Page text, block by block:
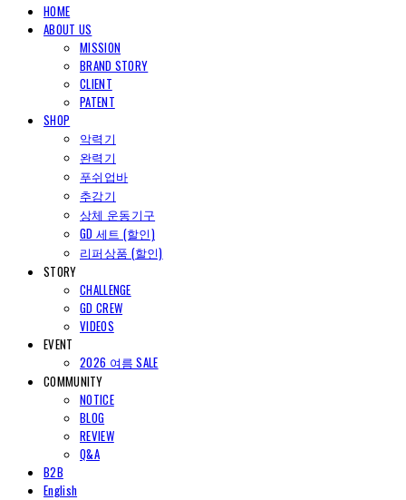
HOME
ABOUT US
MISSION
BRAND STORY
CLIENT
PATENT
SHOP
악력기
완력기
푸쉬업바
추감기
상체 운동기구
GD 세트 (할인)
리퍼상품 (할인)
STORY
CHALLENGE
GD CREW
VIDEOS
EVENT
2026 여름 SALE
COMMUNITY
NOTICE
BLOG
REVIEW
Q&A
B2B
English